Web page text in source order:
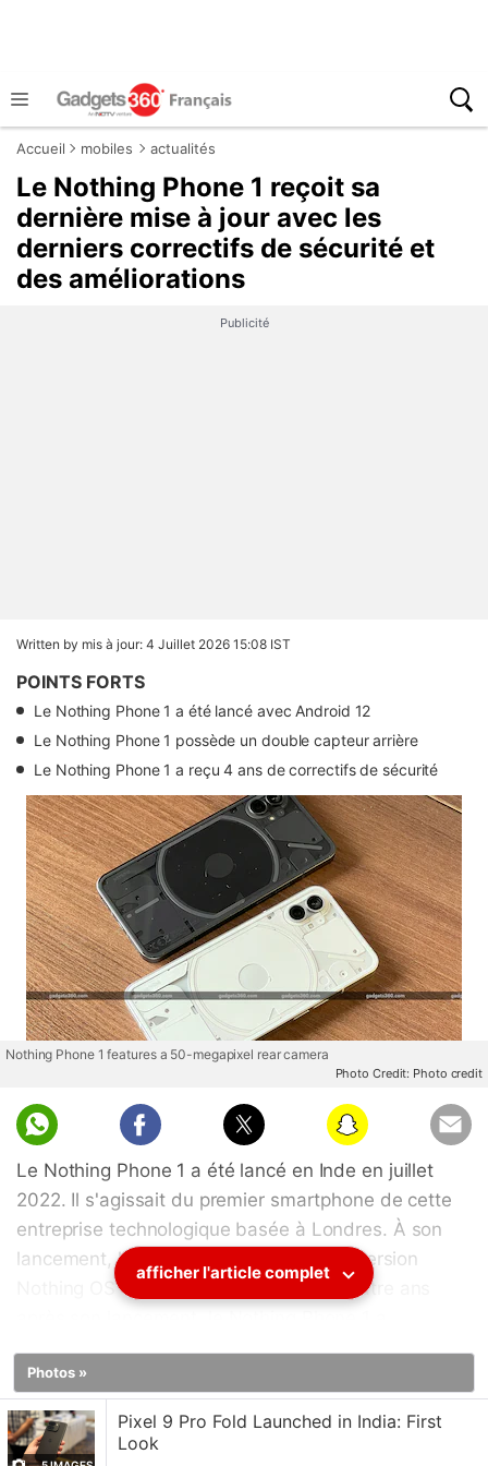
Accueil mobiles actualités
Le Nothing Phone 1 reçoit sa
dernière mise à jour avec les
derniers correctifs de sécurité et
des améliorations
Publicité
Written by mis à jour: 4 Juillet 2026 15:08 IST
POINTS FORTS
Le Nothing Phone 1 a été lancé avec Android 12
Le Nothing Phone 1 possède un double capteur arrière
Le Nothing Phone 1 a reçu 4 ans de correctifs de sécurité
Nothing Phone 1 features a 50-megapixel rear camera
Photo Credit: Photo credit
Le Nothing Phone 1 a été lancé en Inde en juillet
2022. Il s'agissait du premier smartphone de cette
entreprise technologique basée à Londres. À son
lancement, l'appareil était équipé de la version
Nothing OS 1, basée sur Android 12. Quatre ans
récemment reçu sa dernière mise à jour du système
d'exploitation, marquant ainsi la fin de son cycle de
vie logiciel. La société dirigée par Carl Pei a
commencé à déployer la dernière mise à jour avec
afficher l'article complet
Photos »
Pixel 9 Pro Fold Launched in India: First
Look